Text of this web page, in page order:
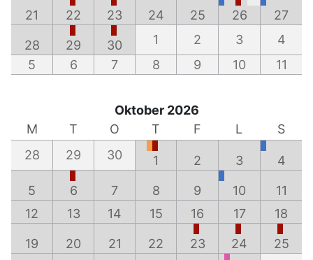
21 22 23 24 25 26 27
28 29 30 1 2 3
4
5
6 7 8 9 10 11
Oktober 2026
M
T O T F L
S
28
29 30 1 2 3 4
5 6 7 8 9 10
11
12
13 14 15 16 17 18
19 20 21 22 23 24 25